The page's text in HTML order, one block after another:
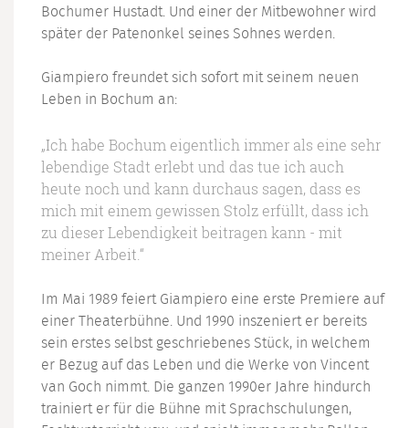
Bochumer Hustadt. Und einer der Mitbewohner wird
später der Patenonkel seines Sohnes werden.
Giampiero freundet sich sofort mit seinem neuen
Leben in Bochum an:
„Ich habe Bochum eigentlich immer als eine sehr
lebendige Stadt erlebt und das tue ich auch
heute noch und kann durchaus sagen, dass es
mich mit einem gewissen Stolz erfüllt, dass ich
zu dieser Lebendigkeit beitragen kann - mit
meiner Arbeit.“
Im Mai 1989 feiert Giampiero eine erste Premiere auf
einer Theaterbühne. Und 1990 inszeniert er bereits
sein erstes selbst geschriebenes Stück, in welchem
er Bezug auf das Leben und die Werke von Vincent
van Goch nimmt. Die ganzen 1990er Jahre hindurch
trainiert er für die Bühne mit Sprachschulungen,